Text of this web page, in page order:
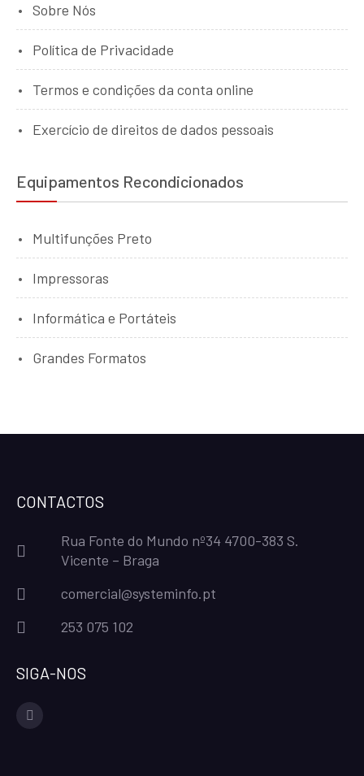
Sobre Nós
Política de Privacidade
Termos e condições da conta online
Exercício de direitos de dados pessoais
Equipamentos Recondicionados
Multifunções Preto
Impressoras
Informática e Portáteis
Grandes Formatos
CONTACTOS
Rua Fonte do Mundo nº34 4700-383 S.
Vicente – Braga
comercial@systeminfo.pt
253 075 102
SIGA-NOS